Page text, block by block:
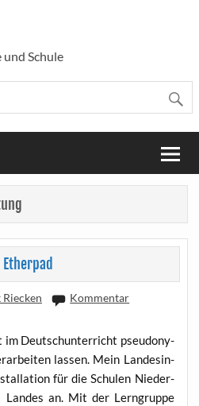
und Schule
Riecken
Kommentar
im Deutsch­un­ter­richt pseud­ony­
las­sen. Mein Lan­des­in­
für die Schu­len Nie­der­
Lan­des an. Mit der Lern­grup­pe